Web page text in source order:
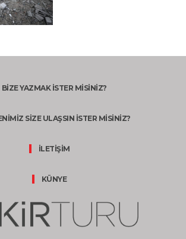
BİZE YAZMAK İSTER MİSİNİZ?
SİZE ULAŞSIN İSTER MİSİNİZ?
İLETİŞİM
KÜNYE